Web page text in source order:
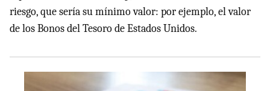
riesgo, que sería su mínimo valor: por ejemplo, el valor
de los Bonos del Tesoro de Estados Unidos.